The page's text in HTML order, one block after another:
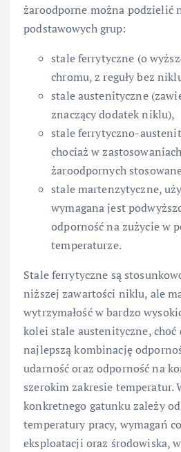
żaroodporne można podzielić
podstawowych grup:
stale ferrytyczne (o
chromu, z reguły bez
stale austenityczne
znaczący dodatek niklu),
stale ferrytyczno-
chociaż w
żaroodpornych
stale martenzytyczne,
wymagana jest
odporność na zużycie w
temperaturze.
Stale ferrytyczne są
niższej zawartości niklu, ale
wytrzymałość w bardzo
kolei stale austenityczne, choć
najlepszą kombinację
udarność oraz odporność na
szerokim zakresie temperatur.
konkretnego gatunku zależy
temperatury pracy, wymagań
eksploatacji oraz środowiska,